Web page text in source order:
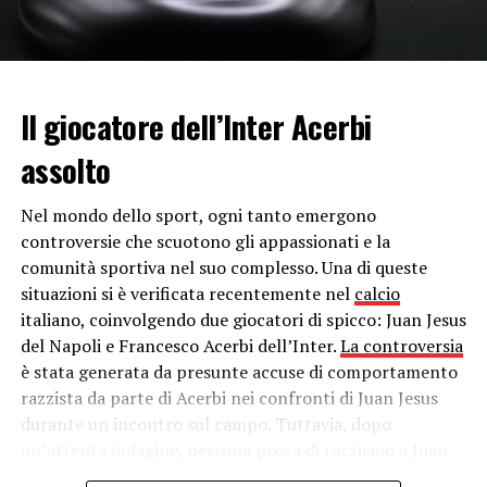
Mai dare dettagli sul nostro contratto in essere (cifra
contratto non significa che siano i vostri reali fornitori.
Molto spesso si spacciano per tali ma se il vostro attuale
fornitore intende comunicare variazioni contrattuali lo
non sono proprietari delle reti, comprano l’energia e
usano le reti del distributore locale per far giungere luce
o gas a destinazione rivendendole;
Farsi sempre dare il nome dell’offerta proposta e
verificare sul sito del fornitore le condizioni e le
clausole;
Ricordare che puoi esercitare il diritto di ripensamento
registrato il consenso entro 14 giorni mediante
Il giocatore dell’Inter Acerbi
assolto
Nel mondo dello sport, ogni tanto emergono
controversie che scuotono gli appassionati e la
comunità sportiva nel suo complesso. Una di queste
situazioni si è verificata recentemente nel calcio
italiano, coinvolgendo due giocatori di spicco: Juan Jesus
del Napoli e Francesco Acerbi dell’Inter.La controversia
è stata generata da presunte accuse di comportamento
razzista da parte di Acerbi nei confronti di Juan Jesus
durante un incontro sul campo. Tuttavia, dopo
Jesus: Acerbi assolto. Le autorità sottolineano la